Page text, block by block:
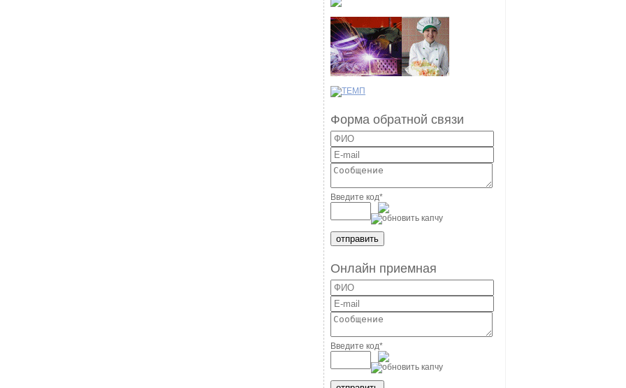
Форма обратной связи
Введите код*
Онлайн приемная
Введите код*